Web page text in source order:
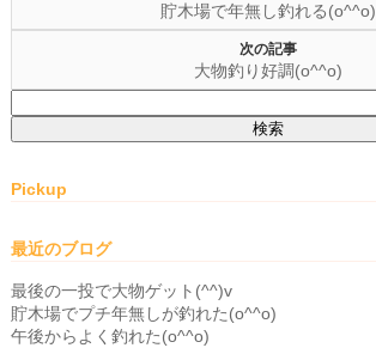
貯木場で年無し釣れる(o^^o)
次の記事
大物釣り好調(o^^o)
索:
Pickup
最近のブログ
最後の一投で大物ゲット(^^)v
貯木場でプチ年無しが釣れた(o^^o)
午後からよく釣れた(o^^o)